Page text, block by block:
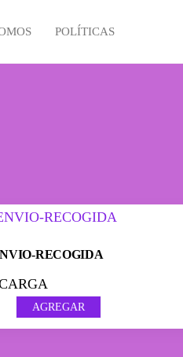
POLÍTICAS
RECOGIDA
AGREGAR